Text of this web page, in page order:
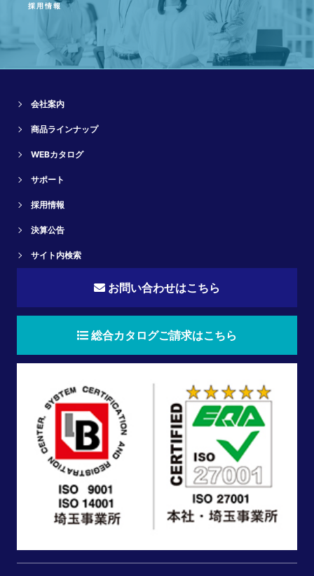
採用情報
会社案内
商品ラインナップ
WEBカタログ
サポート
採用情報
決算公告
サイト内検索
お問い合わせはこちら
総合カタログご請求はこちら